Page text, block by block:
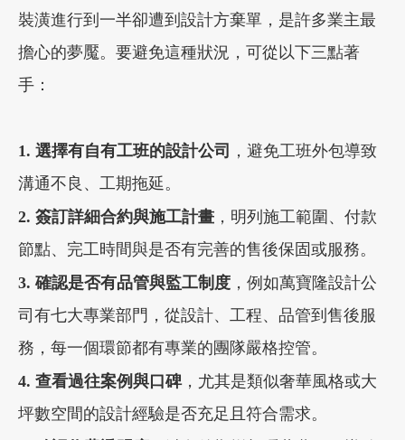
裝潢進行到一半卻遭到設計方棄單，是許多業主最
擔心的夢魘。要避免這種狀況，可從以下三點著
手：
1. 選擇有自有工班的設計公司 ，避免工班外包導致
溝通不良、工期拖延。
2. 簽訂詳細合約與施工計畫 ，明列施工範圍、付款
節點、完工時間與是否有完善的售後保固或服務。
3. 確認是否有品管與監工制度 ，例如萬寶隆設計公
司有七大專業部門，從設計、工程、品管到售後服
務，每一個環節都有專業的團隊嚴格控管。
4. 查看過往案例與口碑，尤其是類似奢華風格或大
坪數空間的設計經驗是否充足且符合需求。